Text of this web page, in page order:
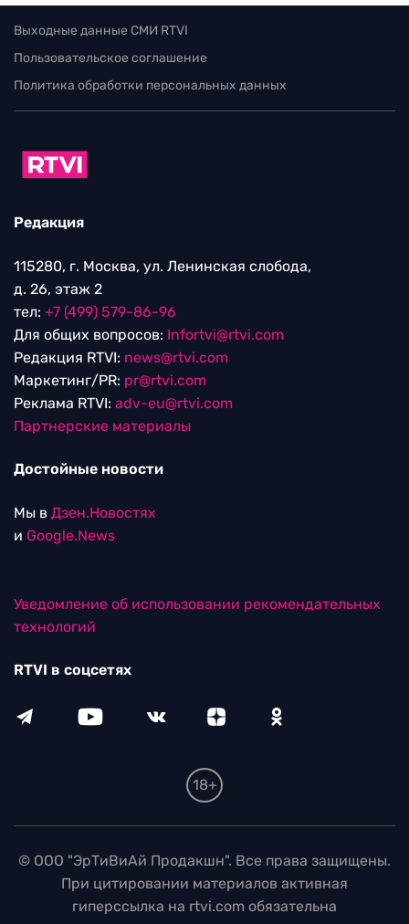
Выходные данные СМИ RTVI
Пользовательское соглашение
Политика обработки персональных данных
Редакция
115280, г. Москва, ул. Ленинская слобода,
д. 26, этаж 2
тел: +7 (499) 579-86-96
Для общих вопросов: Infortvi@rtvi.com
Редакция RTVI: news@rtvi.com
Маркетинг/PR: pr@rtvi.com
Реклама RTVI: adv-eu@rtvi.com
Партнерские материалы
Достойные новости
Мы в Дзен.Новостях
и Google.News
Уведомление об использовании рекомендательных
технологий
RTVI в соцсетях
18+
© ООО "ЭрТиВиАй Продакшн". Все права защищены.
При цитировании материалов активная
гиперссылка на rtvi.com обязательна